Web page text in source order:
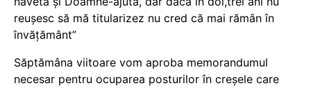
reușesc să mă titularizez nu cred că mai rămân în
învățământ”
Săptămâna viitoare vom aproba memorandumul
necesar pentru ocuparea posturilor în creșele care